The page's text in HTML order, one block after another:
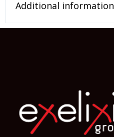
Additional information